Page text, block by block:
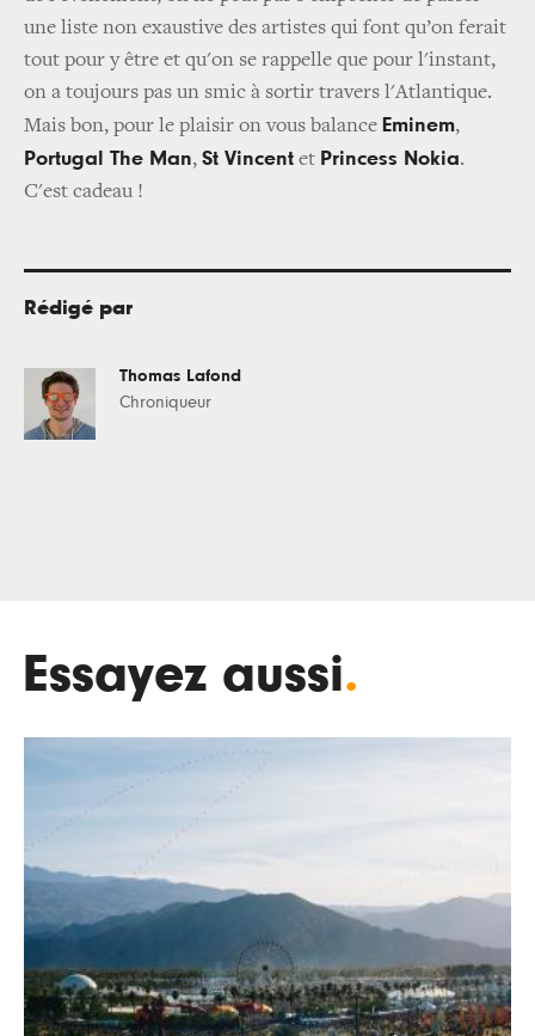
une liste non exaustive des artistes qui font qu’on ferait
tout pour y être et qu'on se rappelle que pour l'instant,
on a toujours pas un smic à sortir travers l'Atlantique.
Mais bon, pour le plaisir on vous balance Eminem,
Portugal The Man, St Vincent et Princess Nokia.
C'est cadeau !
Rédigé par
Thomas Lafond
Chroniqueur
Essayez aussi.